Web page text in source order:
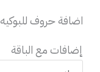
اضافة حروف للبوكيه
إضافات مع الباقة